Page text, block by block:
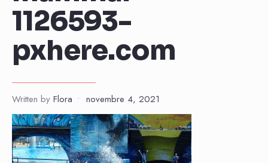
1126593-
pxhere.com
Written by Flora • novembre 4, 2021